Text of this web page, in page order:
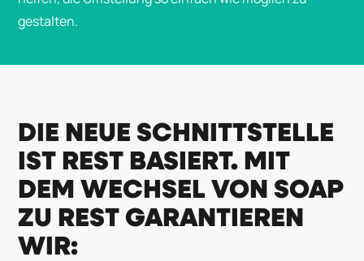
gestalten.
DIE NEUE SCHNITTSTELLE
IST REST BASIERT. MIT
DEM WECHSEL VON SOAP
ZU REST GARANTIEREN
WIR: